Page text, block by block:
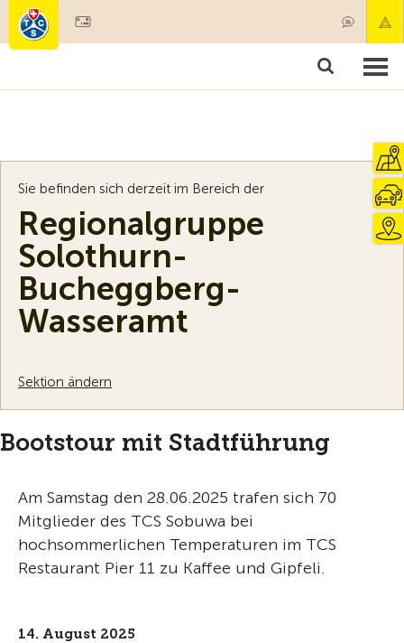
Mitgliedschaft & Leistungen
Sie befinden sich derzeit im Bereich der
Regionalgruppe
Solothurn-
Bucheggberg-
Wasseramt
Sektion ändern
Bootstour mit Stadtführung
Am Samstag den 28.06.2025 trafen sich 70
Mitglieder des TCS Sobuwa bei
hochsommerlichen Temperaturen im TCS
Restaurant Pier 11 zu Kaffee und Gipfeli.
14. August 2025